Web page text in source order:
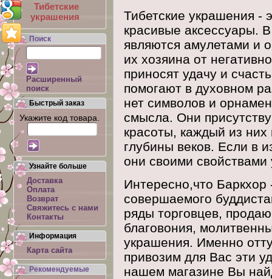
Тибетские украшения -
красивые аксессуары.
являются амулетами и
их хозяина от
приносят удачу и
помогают в духовном
нет символов и
смысла. Они
красоты, каждый из них
глубины веков. Если в
они своими
Интересно,что Баркхор
совершаемого
ряды торговцев,
благовония,
украшения. Именно
привозим для Вас эти
нашем магазине Вы
Тибетские
украшения
Поиск
Расширенный
поиск
Быстрый заказ
Укажите код товара.
Узнайте больше
Доставка
Оплата
Возврат
Свяжитесь с нами
Контакты
Информация
Карта сайта
Рекомендуемые